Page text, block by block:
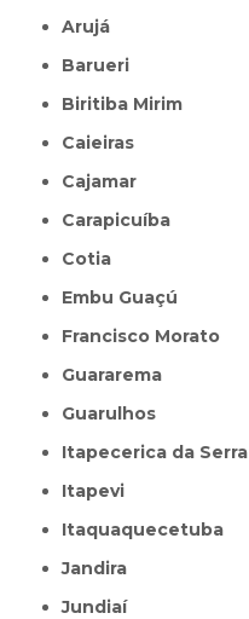
Arujá
Barueri
Biritiba Mirim
Caieiras
Cajamar
Carapicuíba
Cotia
Embu Guaçú
Francisco Morato
Guararema
Guarulhos
Itapecerica da Serra
Itapevi
Itaquaquecetuba
Jandira
Jundiaí